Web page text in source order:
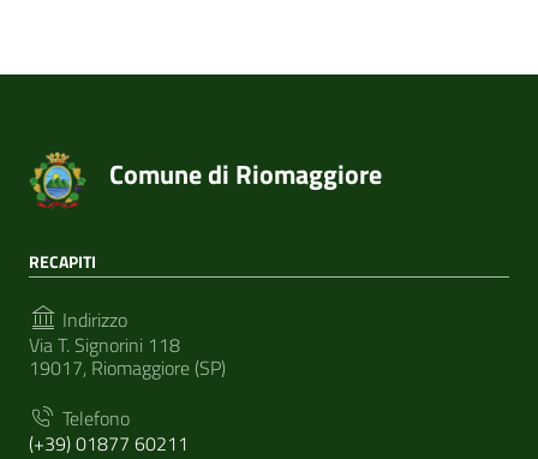
Comune di Riomaggiore
RECAPITI
Indirizzo
Via T. Signorini 118
19017, Riomaggiore (SP)
Telefono
(+39) 01877 60211